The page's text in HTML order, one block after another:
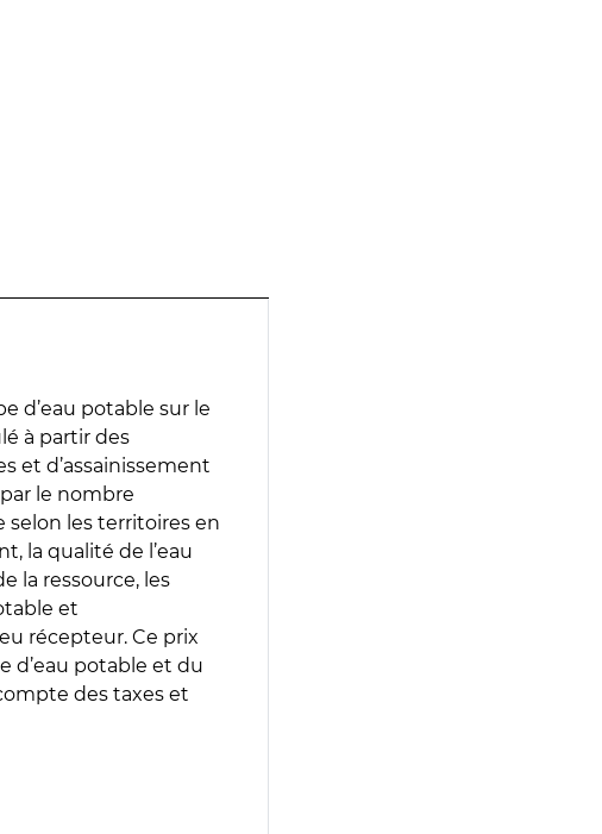
d’eau potable sur le
à partir des
et d’assainissement
le nombre
selon les territoires en
la qualité de l’eau
la ressource, les
et
récepteur. Ce prix
d’eau potable et du
des taxes et